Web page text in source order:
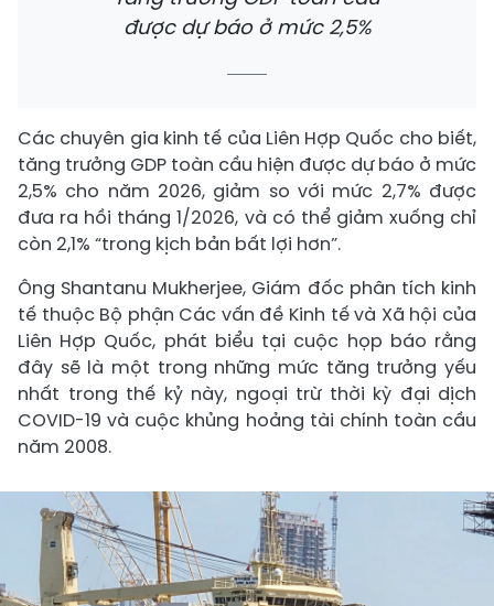
được dự báo ở mức 2,5%
Các chuyên gia kinh tế của Liên Hợp Quốc cho biết,
tăng trưởng GDP toàn cầu hiện được dự báo ở mức
2,5% cho năm 2026, giảm so với mức 2,7% được
đưa ra hồi tháng 1/2026, và có thể giảm xuống chỉ
còn 2,1% “trong kịch bản bất lợi hơn”.
Ông Shantanu Mukherjee, Giám đốc phân tích kinh
tế thuộc Bộ phận Các vấn đề Kinh tế và Xã hội của
Liên Hợp Quốc, phát biểu tại cuộc họp báo rằng
đây sẽ là một trong những mức tăng trưởng yếu
nhất trong thế kỷ này, ngoại trừ thời kỳ đại dịch
COVID-19 và cuộc khủng hoảng tài chính toàn cầu
năm 2008.